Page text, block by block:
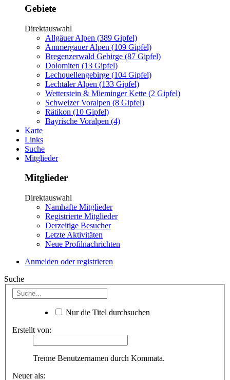
Gebiete
Direktauswahl
Allgäuer Alpen (389 Gipfel)
Ammergauer Alpen (109 Gipfel)
Bregenzerwald Gebirge (87 Gipfel)
Dolomiten (13 Gipfel)
Lechquellengebirge (104 Gipfel)
Lechtaler Alpen (133 Gipfel)
Wetterstein & Mieminger Kette (2 Gipfel)
Schweizer Voralpen (8 Gipfel)
Rätikon (10 Gipfel)
Bayrische Voralpen (4)
Karte
Links
Suche
Mitglieder
Mitglieder
Direktauswahl
Namhafte Mitglieder
Registrierte Mitglieder
Derzeitige Besucher
Letzte Aktivitäten
Neue Profilnachrichten
Anmelden oder registrieren
Suche
Nur die Titel durchsuchen
Erstellt von:
Trenne Benutzernamen durch Kommata.
Neuer als: